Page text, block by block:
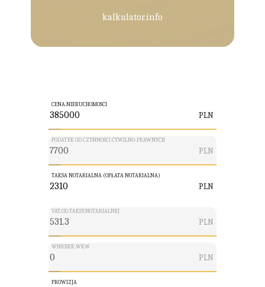
kalkulator.info
CENA.NIERUCHOMOSCI
PLN
PODATEK OD CZYNNOŚCI CYWILNO-PRAWNYCH
PLN
TAKSA NOTARIALNA (OPŁATA NOTARIALNA)
PLN
VAT.OD.TAKSY.NOTARIALNEJ
PLN
WNIOSEK.WKW
PLN
PROWIZJA